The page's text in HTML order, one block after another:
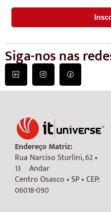
Siga-nos nas
Endereço Matriz:
Rua Narciso Sturlini, 62 •
13º Andar
Centro Osasco • SP • CEP:
06018-090